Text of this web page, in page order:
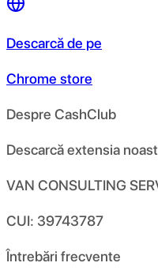
Descarcă de pe
Chrome store
Despre CashClub
Descarcă extensia
VAN CONSULTING
CUI: 39743787
Întrebări frecvente